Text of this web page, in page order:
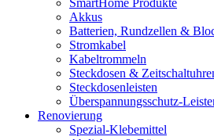
SmartHome Produkte
Akkus
Batterien, Rundzellen &
Stromkabel
Kabeltrommeln
Steckdosen &
Steckdosenleisten
Überspannungsschutz-
Renovierung
Spezial-Klebemittel